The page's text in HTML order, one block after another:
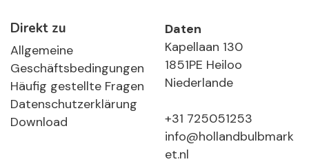
Direkt zu
Allgemeine
Geschäftsbedingungen
Häufig gestellte Fragen
Datenschutzerklärung
Download
Daten
Kapellaan 130
1851PE Heiloo
Niederlande
+31 725051253
info@hollandbulbmark
et.nl